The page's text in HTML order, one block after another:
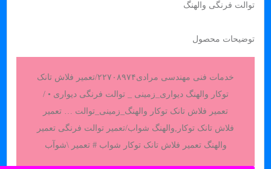
توالت فرنگی والهنگ
توضیحات محصول
خدمات فنی مهندسی مرادی۲۲۷۰۸۹۷۴/تعمیر فلاش تانک
توکار والهنگ دیواری_زمینی _ توالت فرنگی دیواری • /
تعمیر فلاش تانک توکار والهنگ_زمینی_توالت … تعمیر
فلاش تانک توکار,والهنگ شواب/تعمیر توالت فرنگی تعمیر
والهنگ تعمیر فلاش تانک توکار شواب # تعمیر \شوآب